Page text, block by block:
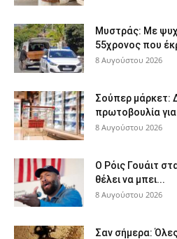
Μυστράς: Με
55χρονος που
8 Αυγούστου 2026
Σούπερ μάρκετ:
πρωτοβουλία για
8 Αυγούστου 2026
Ο Ρόις Γουάιτ
θέλει να μπει...
8 Αυγούστου 2026
Σαν σήμερα: